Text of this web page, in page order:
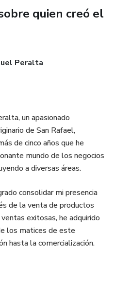
quien creó el
Peralta
un apasionado
de San Rafael,
de cinco años que he
mundo de los negocios
a diversas áreas.
consolidar mi presencia
de la venta de productos
exitosas, he adquirido
los matices de este
hasta la comercialización.
dedico a guiar a otras